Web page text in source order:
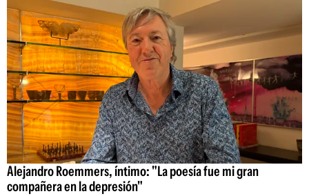
Alejandro Roemmers, íntimo: "La poesía fue mi gran
compañera en la depresión"